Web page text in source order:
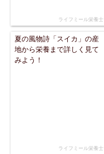
ライフミール栄養士
夏の風物詩「スイカ」の産
地から栄養まで詳しく見て
みよう！
ライフミール栄養士